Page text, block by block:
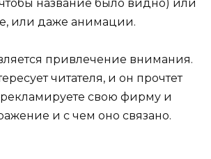
название было видно) или
или даже анимации.
привлечение внимания.
читателя, и он прочтет
свою фирму и
и с чем оно связано.